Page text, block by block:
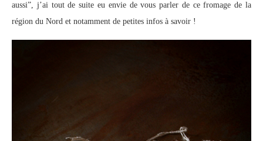
aussi”, j’ai tout de suite eu envie de vous parler de ce fromage de la
région du Nord et notamment de petites infos à savoir !